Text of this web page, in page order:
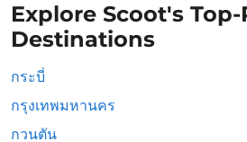
Explore Scoot's
Destinations
กระบี่
กรุงเทพมหานคร
กวนตัน